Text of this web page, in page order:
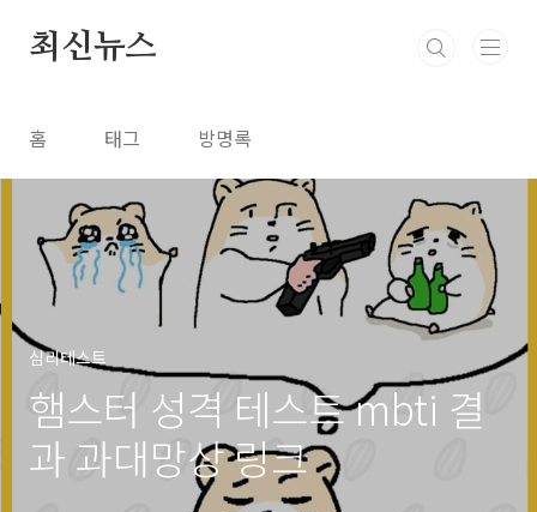
최신뉴스
홈 태그 방명록
심리테스트
햄스터 성격 테스트 mbti 결
과 과대망상 링크